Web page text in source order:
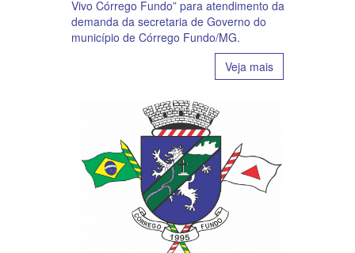
Vivo Córrego Fundo” para atendimento da
demanda da secretaria de Governo do
município de Córrego Fundo/MG.
Veja mais